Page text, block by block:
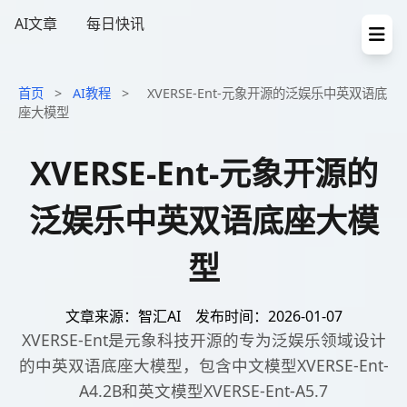
AI文章 每日快讯
首页 > AI教程 >
XVERSE-Ent-元象开源的泛娱乐中英双语底
座大模型
XVERSE-Ent-元象开源的
泛娱乐中英双语底座大模
型
文章来源：智汇AI 发布时间：2026-01-07
XVERSE-Ent是元象科技开源的专为泛娱乐领域设计
的中英双语底座大模型，包含中文模型XVERSE-Ent-
A4.2B和英文模型XVERSE-Ent-A5.7